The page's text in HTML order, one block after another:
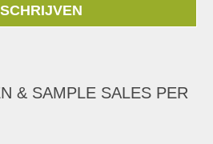
& SAMPLE SALES PER